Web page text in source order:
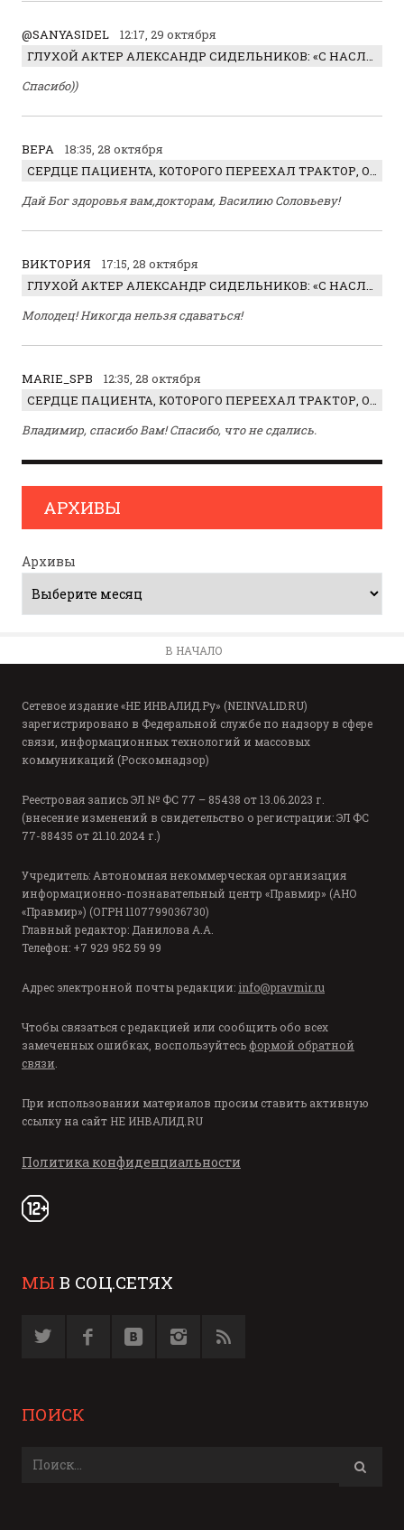
@SANYASIDEL
12:17, 29 октября
ГЛУХОЙ АКТЕР АЛЕКСАНДР СИДЕЛЬНИКОВ: «С НАСЛАЖДЕНИЕМ ИГРАЛ ОТРИЦАТЕЛЬНОГО ГЕРОЯ!»
Спасибо))
ВЕРА
18:35, 28 октября
СЕРДЦЕ ПАЦИЕНТА, КОТОРОГО ПЕРЕЕХАЛ ТРАКТОР, ОБНАРУЖИЛИ… В ЖИВОТЕ
Дай Бог здоровья вам,докторам, Василию Соловьеву!
ВИКТОРИЯ
17:15, 28 октября
ГЛУХОЙ АКТЕР АЛЕКСАНДР СИДЕЛЬНИКОВ: «С НАСЛАЖДЕНИЕМ ИГРАЛ ОТРИЦАТЕЛЬНОГО ГЕРОЯ!»
Молодец! Никогда нельзя сдаваться!
MARIE_SPB
12:35, 28 октября
СЕРДЦЕ ПАЦИЕНТА, КОТОРОГО ПЕРЕЕХАЛ ТРАКТОР, ОБНАРУЖИЛИ… В ЖИВОТЕ
Владимир, спасибо Вам! Спасибо, что не сдались.
АРХИВЫ
Архивы
В НАЧАЛО
Сетевое издание «НЕ ИНВАЛИД.Ру» (NEINVALID.RU)
зарегистрировано в Федеральной службе по надзору в сфере
связи, информационных технологий и массовых
коммуникаций (Роскомнадзор)
Реестровая запись ЭЛ № ФС 77 – 85438 от 13.06.2023 г.
(внесение изменений в свидетельство о регистрации: ЭЛ ФС
77-88435 от 21.10.2024 г.)
Учредитель: Автономная некоммерческая организация
информационно-познавательный центр «Правмир» (АНО
«Правмир») (ОГРН 1107799036730)
Главный редактор: Данилова А.А.
Телефон: +7 929 952 59 99
Адрес электронной почты редакции: info@pravmir.ru
Чтобы связаться с редакцией или сообщить обо всех
замеченных ошибках, воспользуйтесь формой обратной
связи.
При использовании материалов просим ставить активную
ссылку на сайт НЕ ИНВАЛИД.RU
Политика конфиденциальности
МЫ В СОЦ.СЕТЯХ
ПОИСК